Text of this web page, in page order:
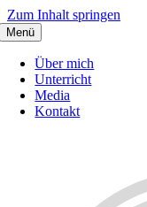
Zum Inhalt springen
Menü
Über mich
Unterricht
Media
Kontakt